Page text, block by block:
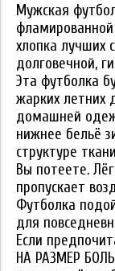
Мужская
хлопка лучших
долговечной,
Эта футболка
жарких летних
домашней
нижнее бельё
структуре
Вы потеете.
пропускает
Футболка
для
Если
НА РАЗМЕР